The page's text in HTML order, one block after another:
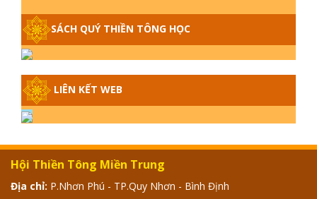
GIẢI ĐÁP THIỀN TÔNG ĐẶC BIỆT -
P14 - NGUỒN GỐC ÂM LỊCH DƯƠNG
LỊCH - TẦNG BÌNH LƯU LỚN ĐẾN
ĐÂU
GIẢI ĐÁP THIỀN TÔNG ĐẶC BIỆT -
GIẢ | TTTD
GIẢI ĐÁP THIỀN TÔNG ĐẶC BIỆT -
P12 - SỰ THẬT VỀ ĐẠI HỒNG THỦY?
TRỜI ĐÁNH THÁNH ĐÂM THẦN VẶN
HỌNG?
SÁCH QUÝ THIỀN TÔNG HỌC
LIÊN KẾT WEB
Hội Thiền Tông Miền Trung
Địa chỉ: P.Nhơn Phú - TP.Quy Nhơn - Bình Định